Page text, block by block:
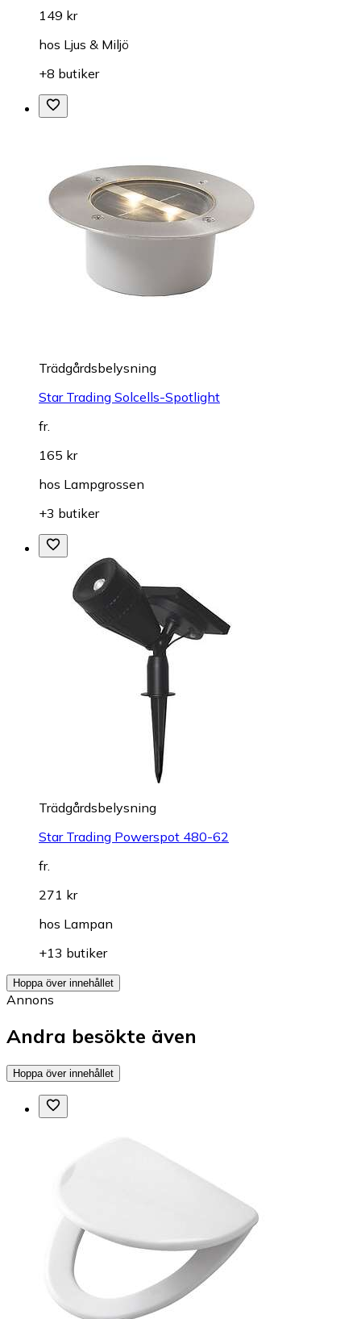
149 kr
hos Ljus & Miljö
+8 butiker
Trädgårdsbelysning
Star Trading Solcells-Spotlight
fr.
165 kr
hos Lampgrossen
+3 butiker
Trädgårdsbelysning
Star Trading Powerspot 480-62
fr.
271 kr
hos Lampan
+13 butiker
Hoppa över innehållet
Annons
Andra besökte även
Hoppa över innehållet